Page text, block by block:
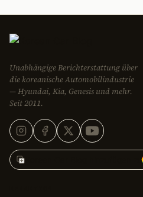
Unabhängige Berichterstattung über
die koreanische Automobilindustrie
— Hyundai, Kia, Genesis und mehr.
Seit 2011.
Korean Car Blog hinzufügen zu